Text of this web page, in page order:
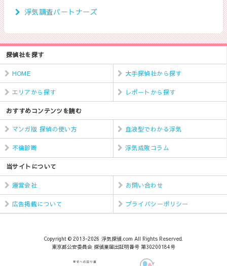
浮気調査パートナーズ
探偵社を探す
HOME 大手探偵社から探す
エリアから探す レポートから探す
おすすめコンテンツを読む
マンガ版 探偵の使い方 血液型でわかる浮気
不倫診断 浮気成敗コラム
当サイトについて
運営会社 お問い合わせ
広告掲載について プライバシーポリシー
Copyright © 2013-2026 浮気探偵.com All Rights Reserved.
東京都公安委員会 探偵業届出証明番号 第30200184号